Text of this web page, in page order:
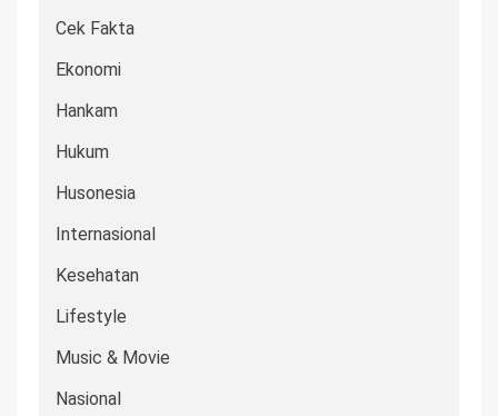
Cek Fakta
Ekonomi
Hankam
Hukum
Husonesia
Internasional
Kesehatan
Lifestyle
Music & Movie
Nasional